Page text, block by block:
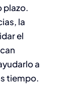
plazo.
la
el
a
tiempo.